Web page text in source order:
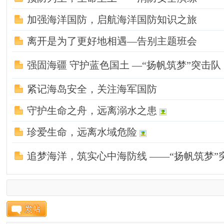
加强海洋国防，启航海洋国防知识之旅
离开是为了更好地相遇—告别主题班会
强固海疆 守护蓝色国土 —“扬帆筑梦”突击队
紧记海岛安全，关注海军国防
守护生命之舟，远离溺水之患
珍爱生命，远离水域危险
追梦海洋，筑实心中海防线 ——“扬帆筑梦”